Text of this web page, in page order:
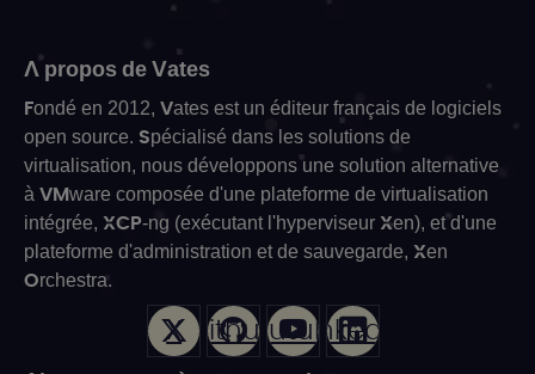
A propos de Vates
Fondé en 2012, Vates est un éditeur français de logiciels
open source. Spécialisé dans les solutions de
virtualisation, nous développons une solution alternative
à VMware composée d'une plateforme de virtualisation
intégrée, XCP-ng (exécutant l'hyperviseur Xen), et d'une
plateforme d'administration et de sauvegarde, Xen
Orchestra.
X Github
Youtube
LinkedIn